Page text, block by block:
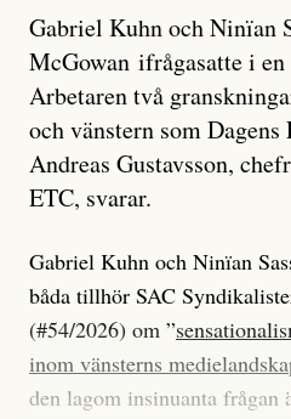
Gabriel Kuhn och Ninïan
McGowan ifrågasatte i
Arbetaren två
och vänstern som
Andreas Gustavsson,
ETC, svarar.
Gabriel Kuhn och Ninïan
båda tillhör SAC
(#54/2026) om ”
inom vänsterns
den lagom insinuanta